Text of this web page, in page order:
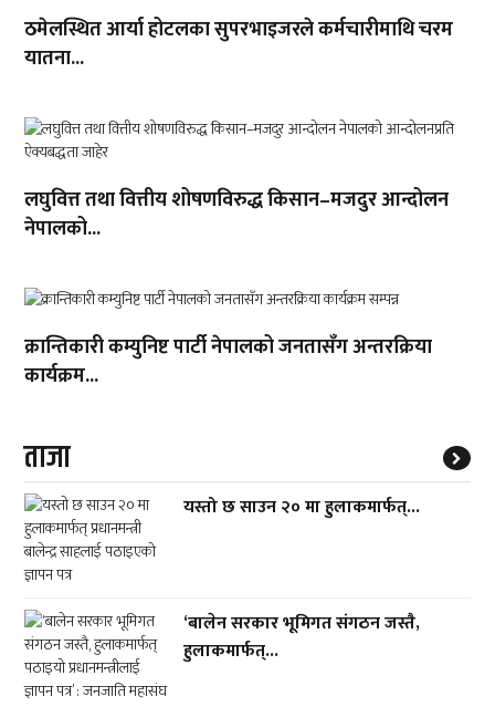
ठमेलस्थित आर्या होटलका सुपरभाइजरले कर्मचारीमाथि चरम
यातना...
लघुवित्त तथा वित्तीय शोषणविरुद्ध किसान–मजदुर आन्दोलन
नेपालको...
क्रान्तिकारी कम्युनिष्ट पार्टी नेपालको जनतासँग अन्तरक्रिया
कार्यक्रम...
ताजा
यस्तो छ साउन २० मा हुलाकमार्फत्...
‘बालेन सरकार भूमिगत संगठन जस्तै,
हुलाकमार्फत्...